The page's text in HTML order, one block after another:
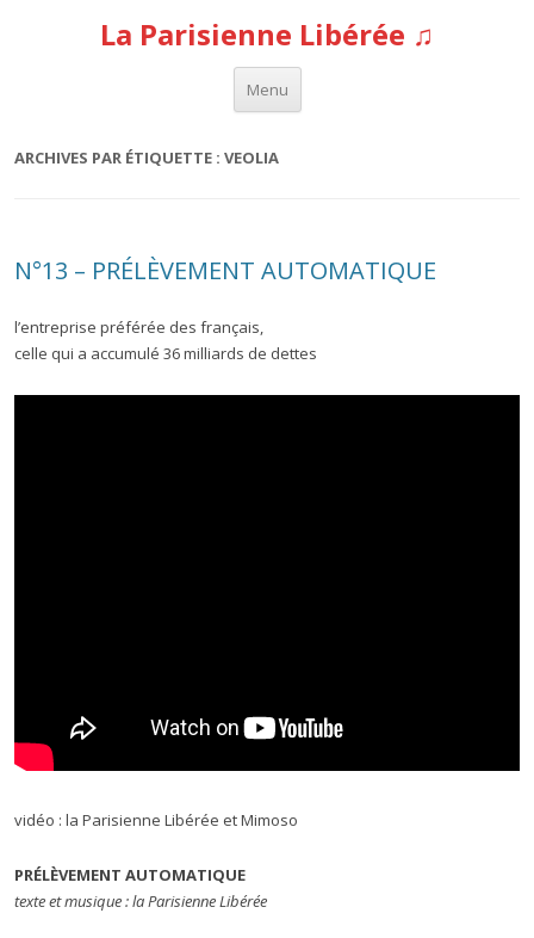
La Parisienne Libérée ♫
Menu
Aller au contenu
ARCHIVES PAR ÉTIQUETTE : VEOLIA
N°13 – PRÉLÈVEMENT AUTOMATIQUE
l’entreprise préférée des français,
celle qui a accumulé 36 milliards de dettes
vidéo : la Parisienne Libérée et Mimoso
PRÉLÈVEMENT AUTOMATIQUE
texte et musique : la Parisienne Libérée